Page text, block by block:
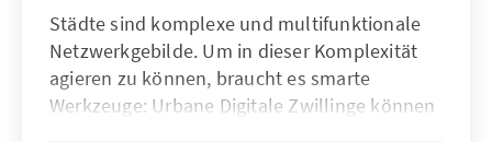
Städte sind komplexe und multifunktionale
Netzwerkgebilde. Um in dieser Komplexität
agieren zu können, braucht es smarte
Werkzeuge: Urbane Digitale Zwillinge können